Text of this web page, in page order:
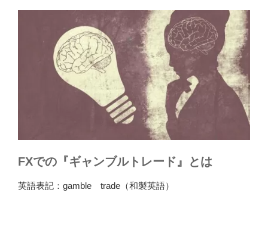
FXでの『ギャンブルトレード』とは
英語表記：gamble trade（和製英語）